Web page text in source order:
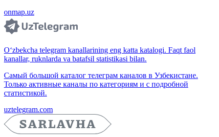
onmap.uz
O‘zbekcha telegram kanallarining eng katta katalogi. Faqt faol
kanallar, ruknlarda va batafsil statistikasi bilan.
Самый большой каталог телеграм каналов в Узбекистане.
Только активные каналы по категориям и с подробной
статистикой.
uztelegram.com